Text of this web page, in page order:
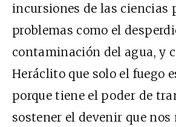
incursiones de las ciencias
problemas como el
contaminación del agua, y
Heráclito que solo el fuego
porque tiene el poder de
sostener el devenir que